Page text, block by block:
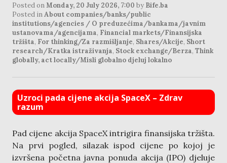
Posted on Monday, 20 July 2026, 7:00 by Bife.ba
Posted inAbout companies/banks/public
institutions/agencies / O preduzećima/bankama/javnim
ustanovama/agencijama, Financial markets/Finansijska
tržišta, For thinking/Za razmišljanje, Shares/Akcije, Short
research/Kratka istraživanja, Stock exchange/Berza, Think
globally, act locally/Misli globalno djeluj lokalno
Uzroci pada cijene akcija SpaceX – Zdrav
razum
Pad cijene akcija SpaceX intrigira finansijska tržišta.
Na prvi pogled, silazak ispod cijene po kojoj je
izvršena početna javna ponuda akcija (IPO) djeluje